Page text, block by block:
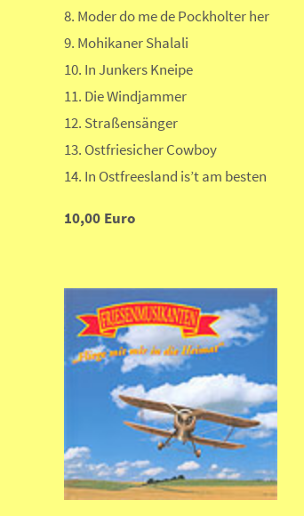
8. Moder do me de Pockholter her
9. Mohikaner Shalali
10. In Junkers Kneipe
11. Die Windjammer
12. Straßensänger
13. Ostfriesicher Cowboy
14. In Ostfreesland is’t am besten
10,00 Euro